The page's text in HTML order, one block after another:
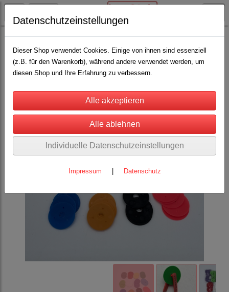
Schäfereibedarf
Kennzeichnung für Schafe
Kennzeichnung / Selektion(8)
Datenschutzeinstellungen
Dieser Shop verwendet Cookies. Einige von ihnen sind essenziell
(z.B. für den Warenkorb), während andere verwendet werden, um
diesen Shop und Ihre Erfahrung zu verbessern.
Individuelle Datenschutzeinstellungen
Impressum Datenschutz